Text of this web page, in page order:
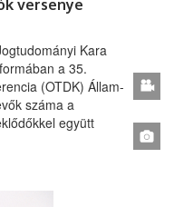
versenye
Kara
a 35.
(OTDK) Állam-
száma a
együtt